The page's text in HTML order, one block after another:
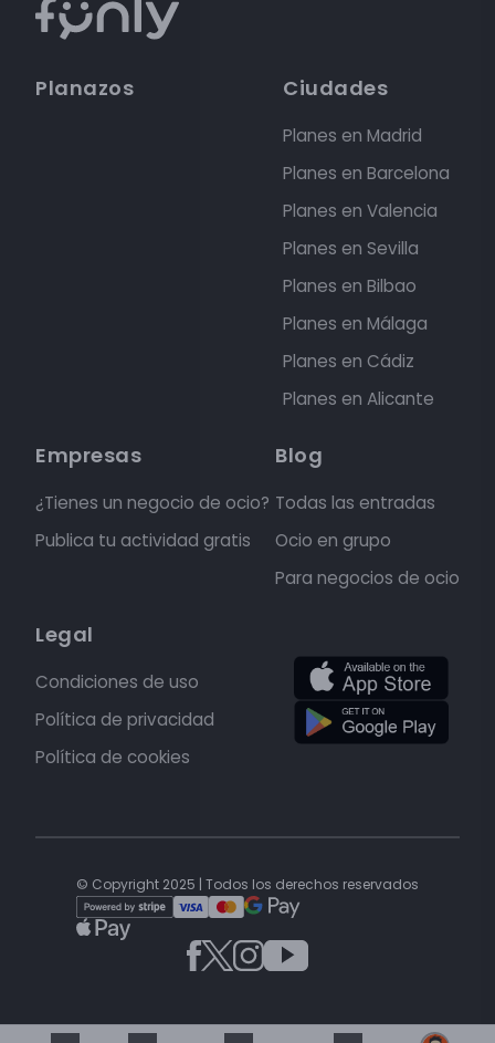
Planazos Ciudades
Planes en Madrid
Planes en Barcelona
Planes en Valencia
Planes en Sevilla
Planes en Bilbao
Planes en Málaga
Planes en Cádiz
Planes en Alicante
Empresas
¿Tienes un negocio de ocio?
Publica tu actividad gratis
Blog
Todas las entradas
Ocio en grupo
Para negocios de ocio
Legal
Condiciones de uso
Política de privacidad
Política de cookies
© Copyright 2025 | Todos los derechos reservados